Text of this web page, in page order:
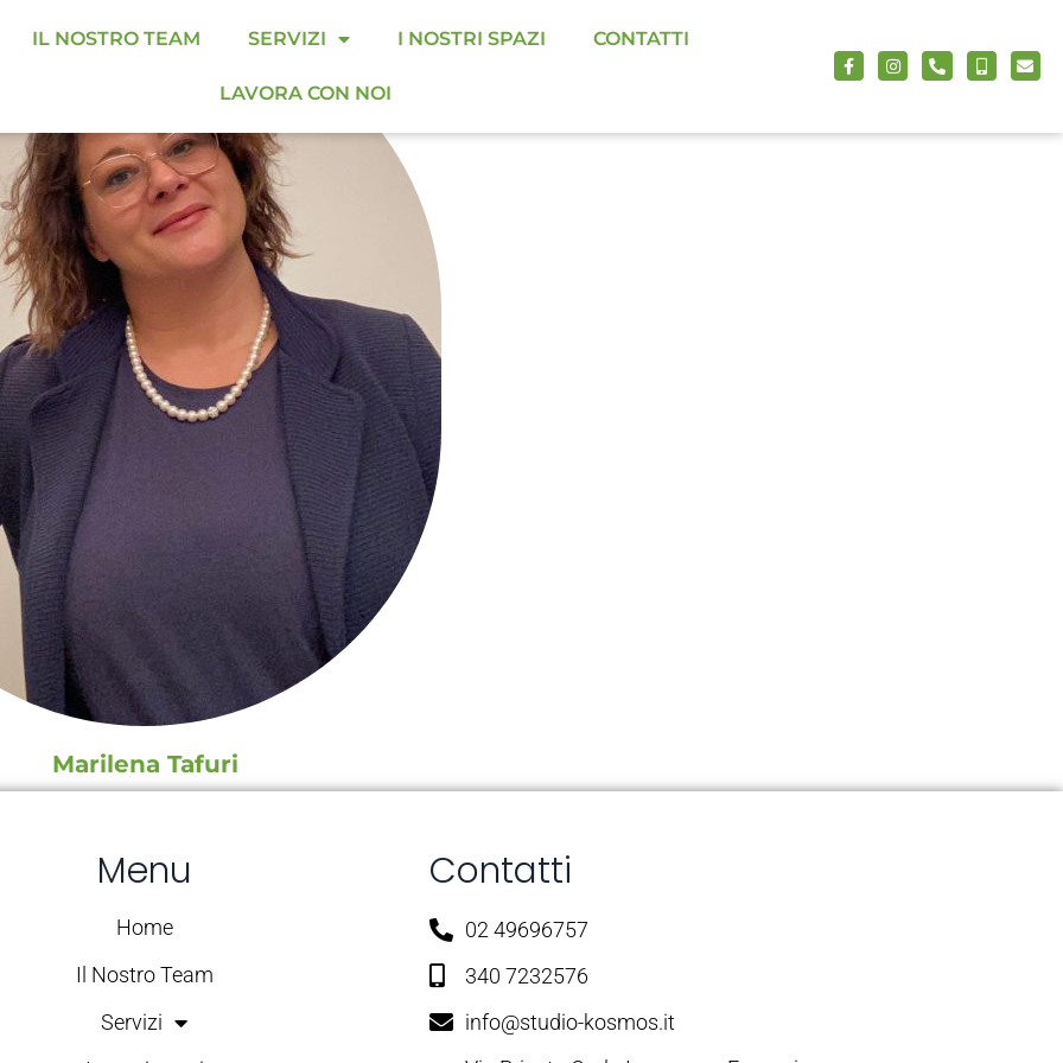
IL NOSTRO TEAM SERVIZI I NOSTRI SPAZI CONTATTI
LAVORA CON NOI
Marilena Tafuri
Menu
Home
Il Nostro Team
Servizi
Contatti
02 49696757
340 7232576
info@studio-kosmos.it